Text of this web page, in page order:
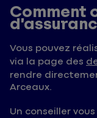
Comment
Vous pouvez
via la page des
rendre
Arceaux.
Un conseiller